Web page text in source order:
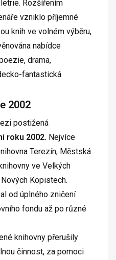
Rozšířením
vzniklo příjemné
knih ve volném výběru,
nabídce
drama,
fantastická
2002
postižená
roku 2002. Nejvíce
Terezín, Městská
ve Velkých
Kopistech.
od úplného zničení
fondu až po různé
knihovny přerušily
činnost, za pomoci